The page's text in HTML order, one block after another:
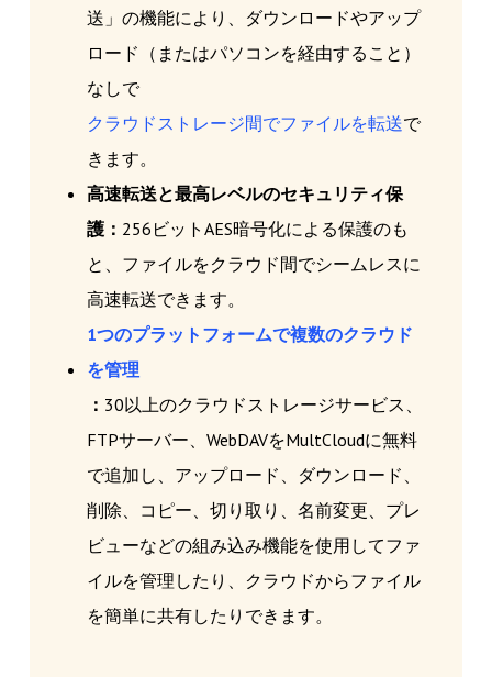
送」の機能により、ダウンロードやアップ
ロード（またはパソコンを経由すること）
なしで
クラウドストレージ間でファイルを転送で
きます。
高速転送と最高レベルのセキュリティ保
護： 256ビットAES暗号化による保護のも
と、ファイルをクラウド間でシームレスに
高速転送できます。
1つのプラットフォームで複数のクラウド
を管理
： 30以上のクラウドストレージサービス、
FTPサーバー、WebDAVをMultCloudに無料
で追加し、アップロード、ダウンロード、
削除、コピー、切り取り、名前変更、プレ
ビューなどの組み込み機能を使用してファ
イルを管理したり、クラウドからファイル
を簡単に共有したりできます。